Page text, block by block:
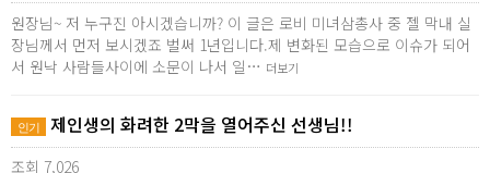
원장님~ 저 누구진 아시겠습니까? 이 글은 로비 미녀삼총사 중 젤 막내 실
장님께서 먼저 보시겠죠 벌써 1년입니다.제 변화된 모습으로 이슈가 되어
서 원낙 사람들사이에 소문이 나서 일… 더보기
인기 제인생의 화려한 2막을 열어주신 선생님!!
조회 7,026